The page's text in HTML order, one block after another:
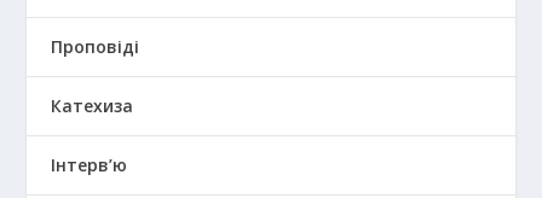
Проповіді
Катехиза
Інтерв’ю